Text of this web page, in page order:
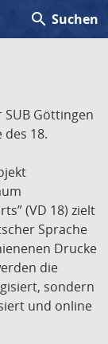
search Suchen
Göttingen
18.
(VD 18) zielt
Sprache
Drucke
die
sondern
und online